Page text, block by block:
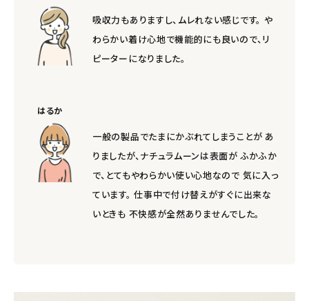
吸収力もありますし、ムレれない感じです。 や
わらかい着け心地で機能的にも良いので、リ
ピーターになりました。
はるか
一般の製品でたまにかぶれてしまうことが あ
りましたが、ナチュラムーンは表面が ふかふか
で、とてもやわらかい使い心地なので 気に入っ
ています。 仕事中で付け替えがすぐに出来な
いときも 不快感が全然ありませんでした。